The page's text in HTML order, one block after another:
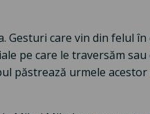
Gesturi care vin din felul în
pe care le traversăm
păstrează urmele